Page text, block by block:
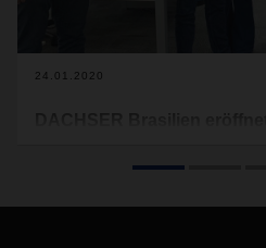
24.01.2020
seinem Start in Brasilien vor